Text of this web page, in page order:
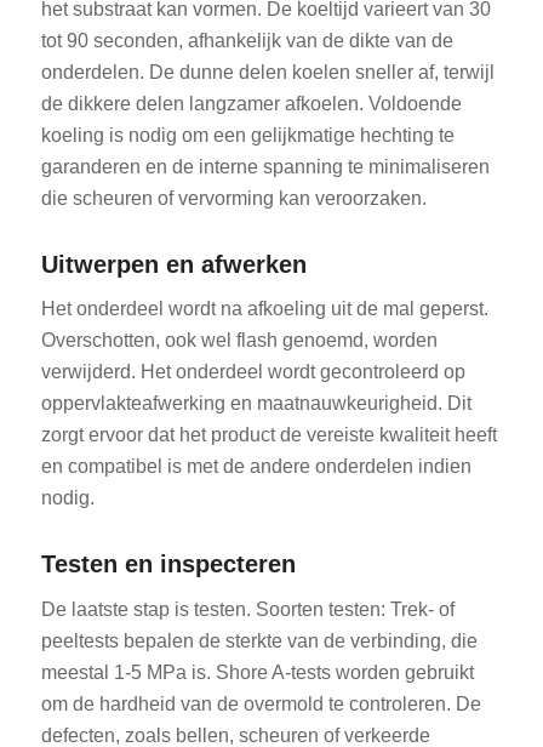
het substraat kan vormen. De koeltijd varieert van 30
tot 90 seconden, afhankelijk van de dikte van de
onderdelen. De dunne delen koelen sneller af, terwijl
de dikkere delen langzamer afkoelen. Voldoende
koeling is nodig om een gelijkmatige hechting te
garanderen en de interne spanning te minimaliseren
die scheuren of vervorming kan veroorzaken.
Uitwerpen en afwerken
Het onderdeel wordt na afkoeling uit de mal geperst.
Overschotten, ook wel flash genoemd, worden
verwijderd. Het onderdeel wordt gecontroleerd op
oppervlakteafwerking en maatnauwkeurigheid. Dit
zorgt ervoor dat het product de vereiste kwaliteit heeft
en compatibel is met de andere onderdelen indien
nodig.
Testen en inspecteren
De laatste stap is testen. Soorten testen: Trek- of
peeltests bepalen de sterkte van de verbinding, die
meestal 1-5 MPa is. Shore A-tests worden gebruikt
om de hardheid van de overmold te controleren. De
defecten, zoals bellen, scheuren of verkeerde